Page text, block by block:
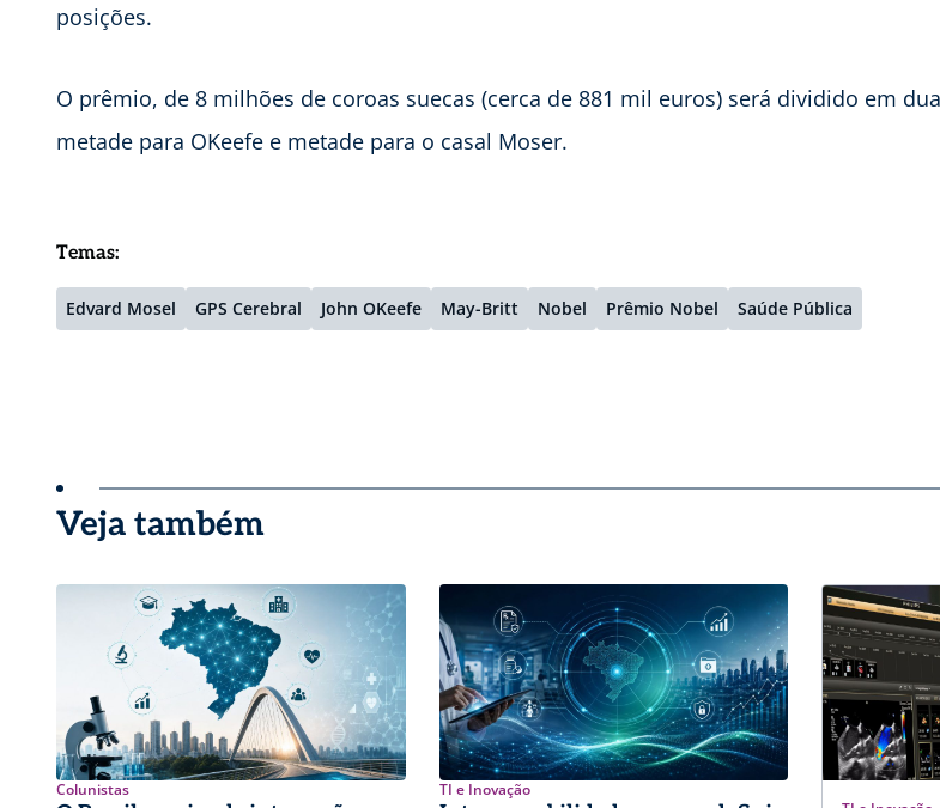
posições.
O prêmio, de 8 milhões de coroas suecas (cerca de 881 mil euros) será dividido em
metade para OKeefe e metade para o casal Moser.
Temas:
Edvard Mosel GPS Cerebral John OKeefe May-Britt Nobel Prêmio Nobel Saúde Pública
Veja também
Colunistas TI e Inovação